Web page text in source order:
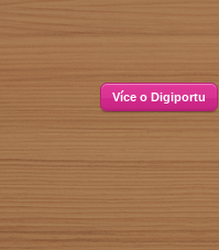
Více o Digiportu